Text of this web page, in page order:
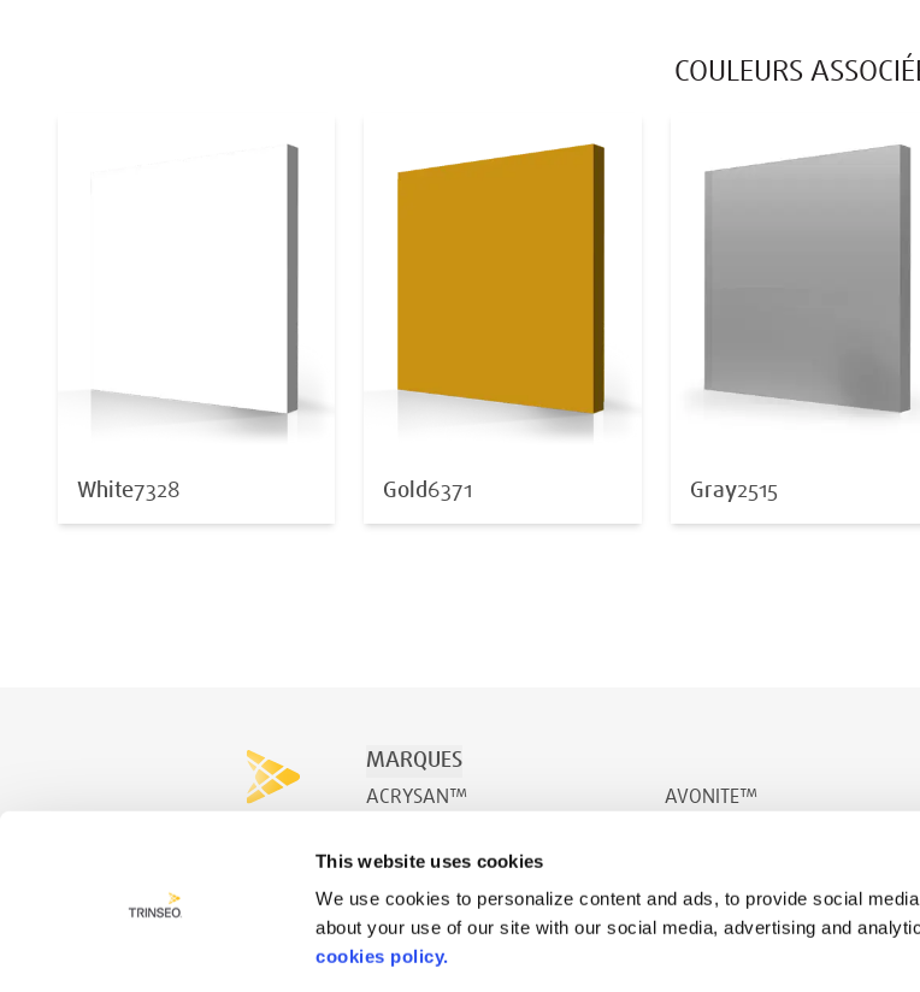
This website uses cookies
We use cookies to personalize content and ads, to provide social
about your use of our site with our social media, advertising and
cookies policy.
COULEURS
White7328 Gold6371 Gray2515
MARQUES
ACRYSAN™
ACRYSWIM™
AVONITE™